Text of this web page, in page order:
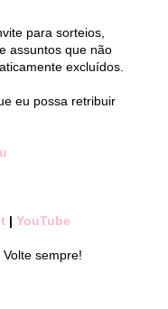
para sorteios,
assuntos que não
excluídos.
eu possa retribuir
| YouTube
sempre!